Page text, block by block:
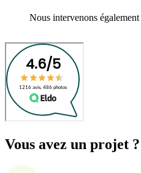
Nous intervenons
Vous avez un projet